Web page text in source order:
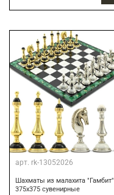
арт. rk-13052026
Шахматы из малахита "Гамбит"
375х375 сувенирные